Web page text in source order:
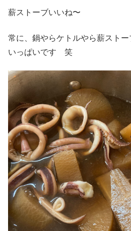
薪ストーブいいね〜
常に、鍋やらケトルやら薪ストー
いっぱいです 笑